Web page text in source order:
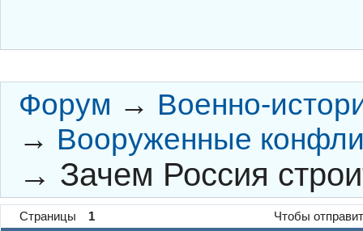
Форум → Военно-
→ Вооруженные
→ Зачем Россия
Страницы 1 Чтобы